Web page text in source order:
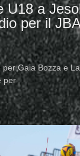
U18 a
per il
Gaia Bozza e
per